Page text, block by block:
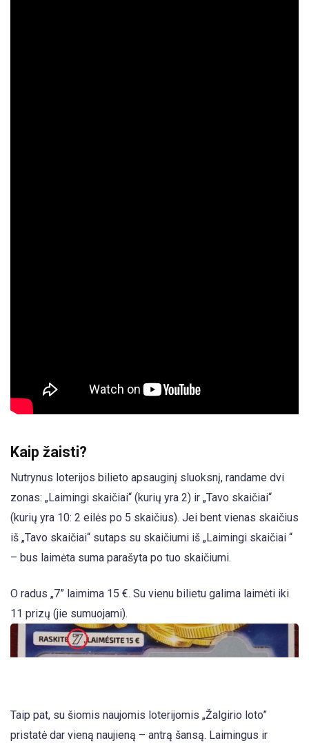
Kaip žaisti?
Nutrynus loterijos bilieto apsauginį sluoksnį, randame dvi
zonas: „Laimingi skaičiai“ (kurių yra 2) ir „Tavo skaičiai“
(kurių yra 10: 2 eilės po 5 skaičius). Jei bent vienas skaičius
iš „Tavo skaičiai“ sutaps su skaičiumi iš „Laimingi skaičiai “
– bus laimėta suma parašyta po tuo skaičiumi.
O radus „7” laimima 15 €. Su vienu bilietu galima laimėti iki
11 prizų (jie sumuojami).
Taip pat, su šiomis naujomis loterijomis „Žalgirio loto”
pristatė dar vieną naujieną – antrą šansą. Laimingus ir